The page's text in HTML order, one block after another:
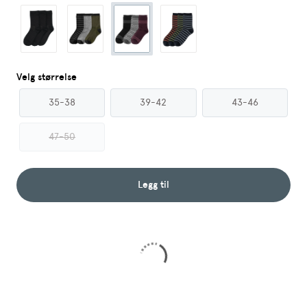
Velg størrelse
35-38 39-42 43-46
47-50
Legg til